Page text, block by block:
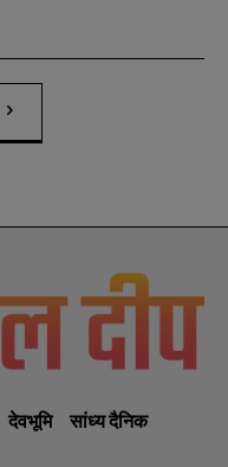
देवभूमि
सांध्य दैनिक